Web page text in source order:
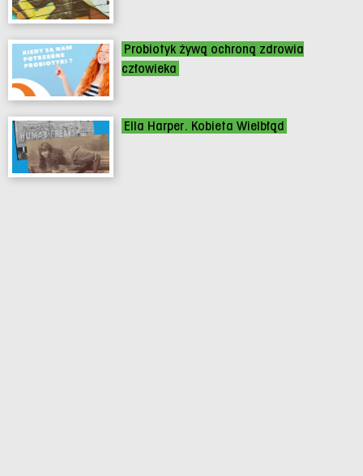
Probiotyk żywą ochroną zdrowia
człowieka
Ella Harper. Kobieta Wielbłąd